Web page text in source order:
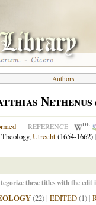
Authors
Nethenus
REFERENCE DE
Utrecht(1654-1662) |
these titles with the edit
(22) | EDITED(1) |